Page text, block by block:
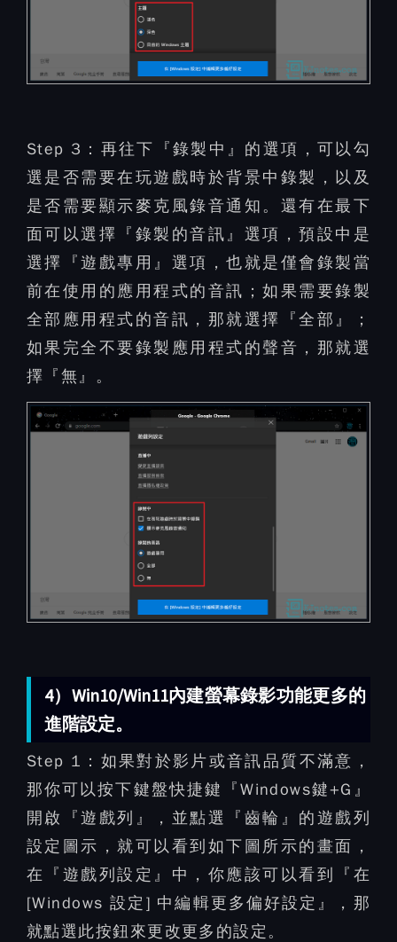
Step 3： 再往下『錄製中』的選項，可以勾
選是否需要在玩遊戲時於背景中錄製，以及
是否需要顯示麥克風錄音通知。還有在最下
面可以選擇『錄製的音訊』選項，預設中是
選擇『遊戲專用』選項，也就是僅會錄製當
前在使用的應用程式的音訊；如果需要錄製
全部應用程式的音訊，那就選擇『全部』；
如果完全不要錄製應用程式的聲音，那就選
擇『無』。
4）Win10/Win11內建螢幕錄影功能更多的
進階設定。
Step 1： 如果對於影片或音訊品質不滿意，
那你可以按下鍵盤快捷鍵『Windows鍵+G』
開啟『遊戲列』，並點選『齒輪』的遊戲列
設定圖示，就可以看到如下圖所示的畫面，
在『遊戲列設定』中，你應該可以看到『在
[Windows 設定] 中編輯更多偏好設定』，那
就點選此按鈕來更改更多的設定。